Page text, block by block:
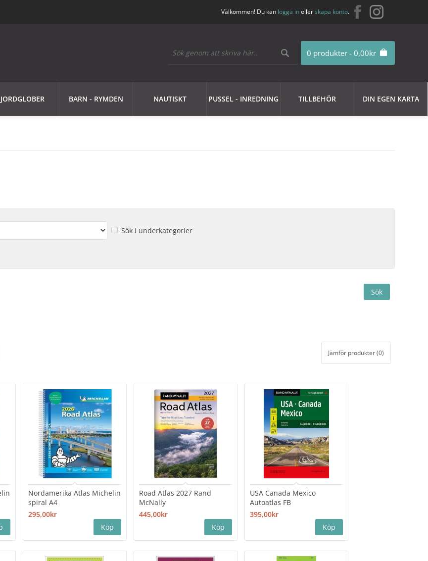
Välkommen! Du kan logga inellerskapa konto.
0 produkter - 0,00kr
JORDGLOBER BARN - RYMDEN NAUTISKT PUSSEL - INREDNING TILLBEHÖR DIN EGEN KARTA
Sök i underkategorier
Jämför produkter (0)
Nordamerika Atlas Michelin
spiral A4
295,00kr
Road Atlas 2027 Rand
McNally
445,00kr
USA Canada Mexico
Autoatlas FB
395,00kr